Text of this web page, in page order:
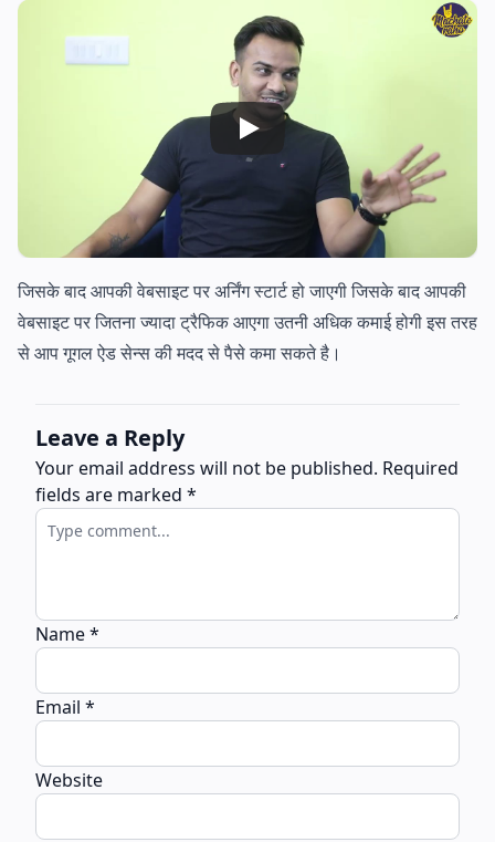
जिसके बाद आपकी वेबसाइट पर अर्निंग स्टार्ट हो जाएगी जिसके बाद आपकी
वेबसाइट पर जितना ज्यादा ट्रैफिक आएगा उतनी अधिक कमाई होगी इस तरह
से आप गूगल ऐड सेन्स की मदद से पैसे कमा सकते है।
Leave a Reply
Your email address will not be published. Required
fields are marked *
Name*
Email *
Website